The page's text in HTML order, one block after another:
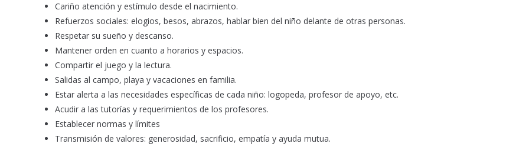
Cariño atención y estímulo desde el nacimiento.
Refuerzos sociales: elogios, besos, abrazos, hablar bien del niño delante de otras personas.
Respetar su sueño y descanso.
Mantener orden en cuanto a horarios y espacios.
Compartir el juego y la lectura.
Salidas al campo, playa y vacaciones en familia.
Estar alerta a las necesidades específicas de cada niño: logopeda, profesor de apoyo, etc.
Acudir a las tutorías y requerimientos de los profesores.
Establecer normas y límites
Transmisión de valores: generosidad, sacrificio, empatía y ayuda mutua.